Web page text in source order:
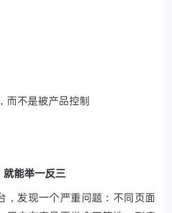
而不是被产品控制
能举一反三
，发现一个严重问题：不同页面